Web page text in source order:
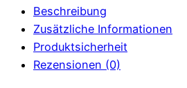
Strand,
versch.
Größen
Beschreibung
Zusätzliche Informationen
Produktsicherheit
Rezensionen (0)